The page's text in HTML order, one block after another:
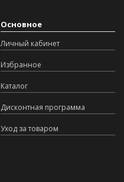
Основное
Личный кабинет
Избранное
Каталог
Дисконтная программа
Уход за товаром